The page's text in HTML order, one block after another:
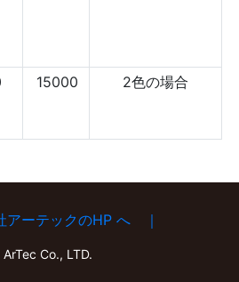
15000 2色の場合
アーテックのHP へ ｜
Co., LTD.